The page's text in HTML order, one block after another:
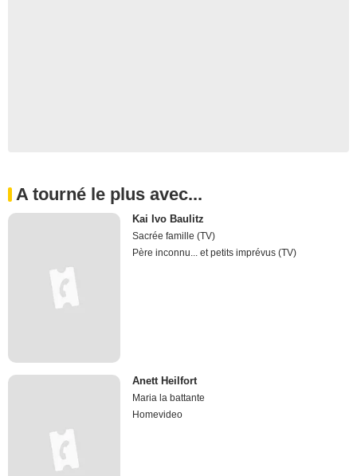
A tourné le plus avec...
Kai Ivo Baulitz
Sacrée famille (TV)
Père inconnu... et petits imprévus (TV)
Anett Heilfort
Maria la battante
Homevideo